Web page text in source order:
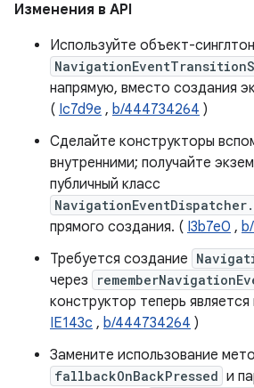
Изменения в API
Используйте объект-синглтон
напрямую, вместо создания
( Ic7d9e , b/444734264 )
Сделайте конструкторы
внутренними; получайте
публичный класс
прямого создания. ( I3b7e0 ,
Требуется создание
через
конструктор теперь является
IE143c , b/444734264 )
Замените использование
fallbackOnBackPressed и